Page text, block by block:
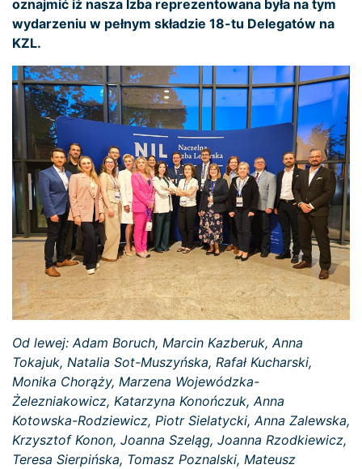
oznajmić iż nasza Izba reprezentowana była na tym
wydarzeniu w pełnym składzie 18-tu Delegatów na
KZL.
Od lewej: Adam Boruch, Marcin Kazberuk, Anna
Tokajuk, Natalia Sot-Muszyńska, Rafał Kucharski,
Monika Chorąży, Marzena Wojewódzka-
Żelezniakowicz, Katarzyna Konończuk, Anna
Kotowska-Rodziewicz, Piotr Sielatycki, Anna Zalewska,
Krzysztof Konon, Joanna Szeląg, Joanna Rzodkiewicz,
Teresa Sierpińska, Tomasz Poznalski, Mateusz